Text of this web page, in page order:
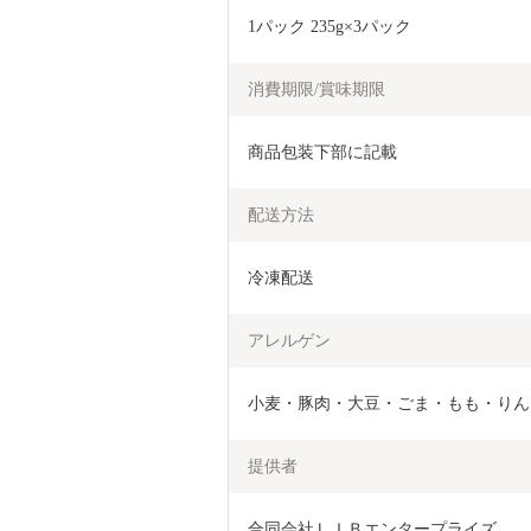
1パック 235g×3パック
消費期限/賞味期限
商品包装下部に記載
配送方法
冷凍配送
アレルゲン
小麦・豚肉・大豆・ごま・もも・り
提供者